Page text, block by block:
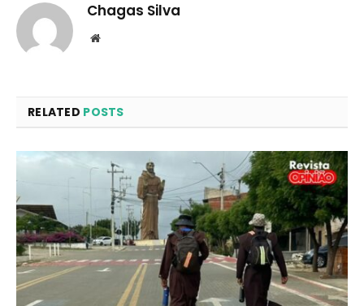
Chagas Silva
Website
RELATED POSTS